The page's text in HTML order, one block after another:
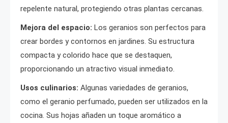
repelente natural, protegiendo otras plantas cercanas.
Mejora del espacio: Los geranios son perfectos para
crear bordes y contornos en jardines. Su estructura
compacta y colorido hace que se destaquen,
proporcionando un atractivo visual inmediato.
Usos culinarios: Algunas variedades de geranios,
como el geranio perfumado, pueden ser utilizados en la
cocina. Sus hojas añaden un toque aromático a